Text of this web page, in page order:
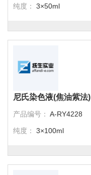
纯度： 3×50ml
尼氏染色液(焦油紫法)
产品编号： A-RY4228
纯度： 3×100ml